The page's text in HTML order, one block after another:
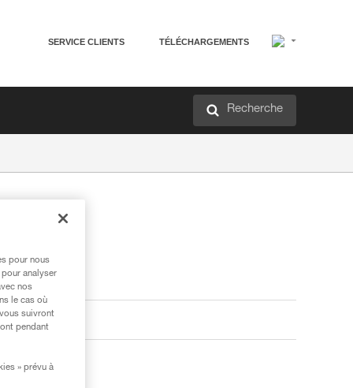
SERVICE CLIENTS TÉLÉCHARGEMENTS
Recherche
pour nous
analyser
nos
le cas où
suivront
pendant
» prévu à